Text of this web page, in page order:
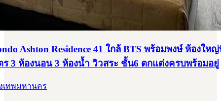
Ashton Residence 41 ใกล้ BTS พร้อมพงษ์ ห้องให
ร 3 ห้องนอน 3 ห้องน้ำ วิวสระ ชั้น6 ตกแต่งครบพร้อมอยู่
เทพมหานคร